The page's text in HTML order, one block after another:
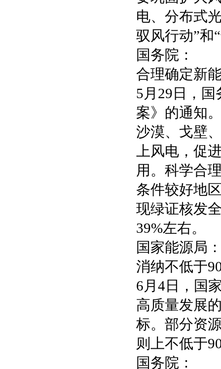
电、分布式
驭风行动”和
国务院：
合理确定新
5月29日，
案》的通知
沙漠、戈壁
上风电，促
用。科学合
条件较好地
现绿证核发
39%左右。
国家能源局
消纳不低于
6月4日，国
高质量发展
标。部分资
则上不低于
国务院：